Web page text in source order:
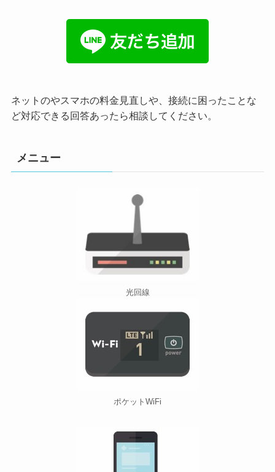
ネットのやスマホの料金見直しや、接続に困ったことな
ど対応できる回答あったら相談してください。
メニュー
光回線
ポケットWiFi